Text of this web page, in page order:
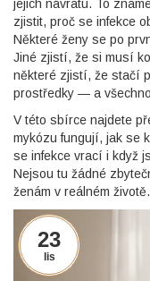
jejich návratu. To
zjistit, proč se infekce
Některé ženy se po
Jiné zjistí, že si musí
některé zjistí, že stačí
prostředky — a
V této sbírce najdete
mykózu fungují, jak se
se infekce vrací i když
Nejsou tu žádné
ženám v reálném životě.
23
lis